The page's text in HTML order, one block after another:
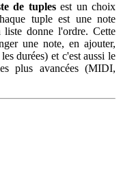
de tuplesest un choix
tuple est une note
donne l'ordre. Cette
une note, en ajouter,
durées) et c'est aussi le
plus avancées (MIDI,